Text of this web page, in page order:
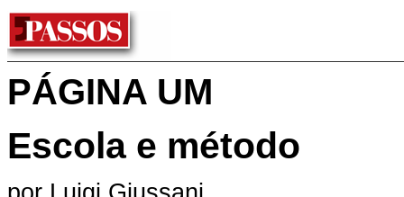
PÁGINA UM
Escola e método